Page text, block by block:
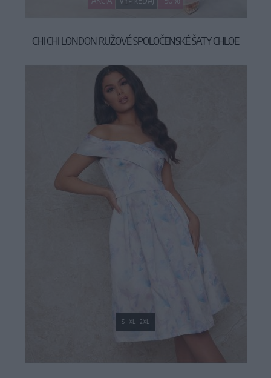
CHI CHI LONDON RUŽOVÉ SPOLOČENSKÉ ŠATY CHLOE
99,90 €49,90 €
S XL 2XL